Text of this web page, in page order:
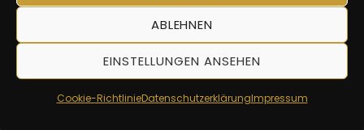
ABLEHNEN
EINSTELLUNGEN ANSEHEN
Cookie-RichtlinieDatenschutzerklärungImpressum